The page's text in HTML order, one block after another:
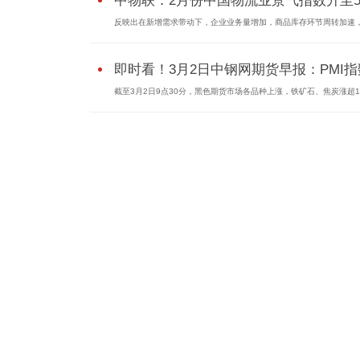
反映出在新增需求带动下，企业业务量增加，商品库存环节周转加速
即时看！3月2日中钢网期货早报：PMI
截至3月2日9点30分，黑色期货市场各品种上涨，铁矿石、焦炭涨超